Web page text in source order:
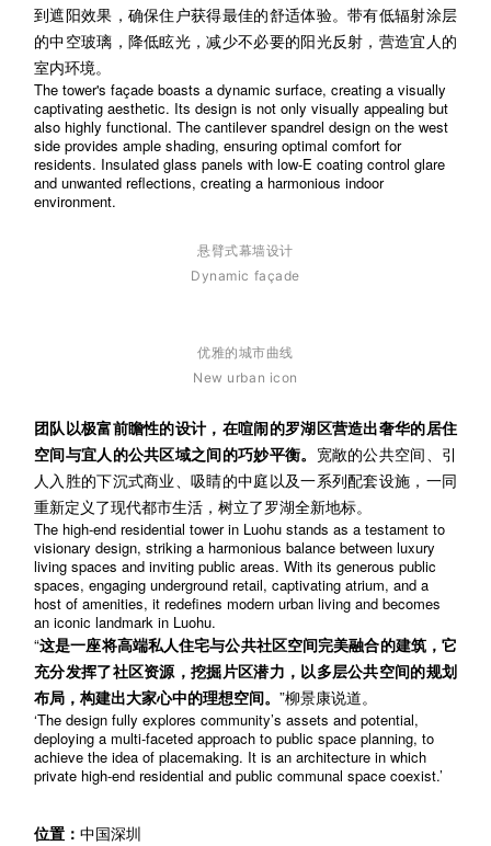
到遮阳效果，确保住户获得最佳的舒适体验。带有低辐射涂层
的中空玻璃，降低眩光，减少不必要的阳光反射，营造宜人的
室内环境。
The tower's façade boasts a dynamic surface, creating a visually
captivating aesthetic. Its design is not only visually appealing but
also highly functional. The cantilever spandrel design on the west
side provides ample shading, ensuring optimal comfort for
residents. Insulated glass panels with low-E coating control glare
and unwanted reflections, creating a harmonious indoor
environment.
悬臂式幕墙设计
Dynamic façade
优雅的城市曲线
New urban icon
团队以极富前瞻性的设计，在喧闹的罗湖区营造出奢华的居住
空间与宜人的公共区域之间的巧妙平衡。 宽敞的公共空间、引
人入胜的下沉式商业、吸睛的中庭以及一系列配套设施，一同
重新定义了现代都市生活，树立了罗湖全新地标。
The high-end residential tower in Luohu stands as a testament to
visionary design, striking a harmonious balance between luxury
living spaces and inviting public areas. With its generous public
spaces, engaging underground retail, captivating atrium, and a
host of amenities, it redefines modern urban living and becomes
an iconic landmark in Luohu.
“这是一座将高端私人住宅与公共社区空间完美融合的建筑，它
充分发挥了社区资源，挖掘片区潜力，以多层公共空间的规划
布局，构建出大家心中的理想空间。 ”柳景康说道。
‘The design fully explores community’s assets and potential,
deploying a multi-faceted approach to public space planning, to
achieve the idea of placemaking. It is an architecture in which
private high-end residential and public communal space coexist.’
位置： 中国深圳